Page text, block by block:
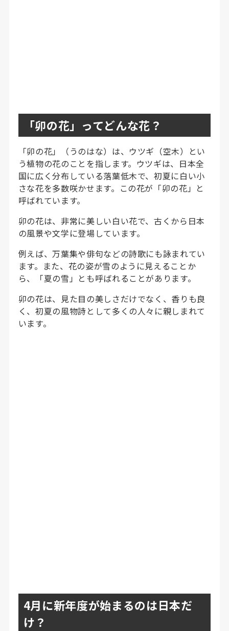
「卯の花」ってどんな花？
「卯の花」（うのはな）は、ウツギ（空木）とい
う植物の花のことを指します。ウツギは、日本全
国に広く分布している落葉低木で、初夏に白い小
さな花を多数咲かせます。この花が「卯の花」と
呼ばれています。
卯の花は、非常に美しい白い花で、古くから日本
の風景や文学に登場しています。
例えば、万葉集や俳句などの詩歌にも詠まれてい
ます。また、花の姿が雪のように見えることか
ら、「夏の雪」とも呼ばれることがあります。
卯の花は、見た目の美しさだけでなく、香りも良
く、初夏の風物詩として多くの人々に親しまれて
います。
4月に新年度が始まるのは日本だ
け？